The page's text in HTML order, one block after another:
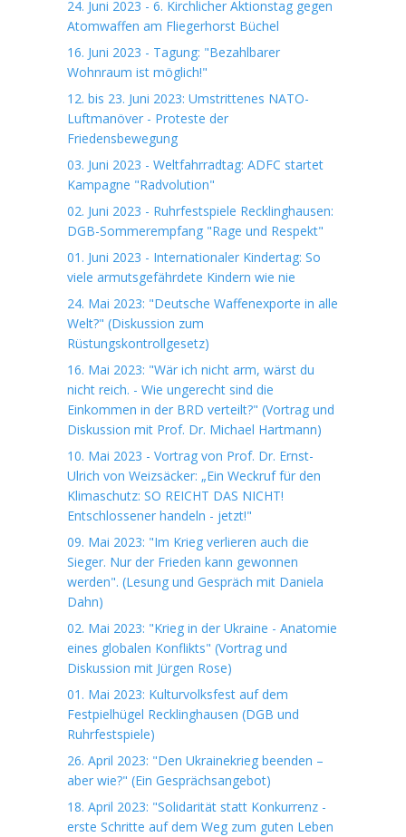
24. Juni 2023 - 6. Kirchlicher Aktionstag gegen
Atomwaffen am Fliegerhorst Büchel
16. Juni 2023 - Tagung: "Bezahlbarer
Wohnraum ist möglich!"
12. bis 23. Juni 2023: Umstrittenes NATO-
Luftmanöver - Proteste der
Friedensbewegung
03. Juni 2023 - Weltfahrradtag: ADFC startet
Kampagne "Radvolution"
02. Juni 2023 - Ruhrfestspiele Recklinghausen:
DGB-Sommerempfang "Rage und Respekt"
01. Juni 2023 - Internationaler Kindertag: So
viele armutsgefährdete Kindern wie nie
24. Mai 2023: "Deutsche Waffenexporte in alle
Welt?" (Diskussion zum
Rüstungskontrollgesetz)
16. Mai 2023: "Wär ich nicht arm, wärst du
nicht reich. - Wie ungerecht sind die
Einkommen in der BRD verteilt?" (Vortrag und
Diskussion mit Prof. Dr. Michael Hartmann)
10. Mai 2023 - Vortrag von Prof. Dr. Ernst-
Ulrich von Weizsäcker: „Ein Weckruf für den
Klimaschutz: SO REICHT DAS NICHT!
Entschlossener handeln - jetzt!"
09. Mai 2023: "Im Krieg verlieren auch die
Sieger. Nur der Frieden kann gewonnen
werden". (Lesung und Gespräch mit Daniela
Dahn)
02. Mai 2023: "Krieg in der Ukraine - Anatomie
eines globalen Konflikts" (Vortrag und
Diskussion mit Jürgen Rose)
01. Mai 2023: Kulturvolksfest auf dem
Festpielhügel Recklinghausen (DGB und
Ruhrfestspiele)
26. April 2023: "Den Ukrainekrieg beenden –
aber wie?" (Ein Gesprächsangebot)
18. April 2023: "Solidarität statt Konkurrenz -
erste Schritte auf dem Weg zum guten Leben